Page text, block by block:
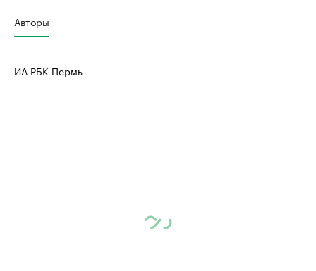
Авторы
ИА РБК Пермь